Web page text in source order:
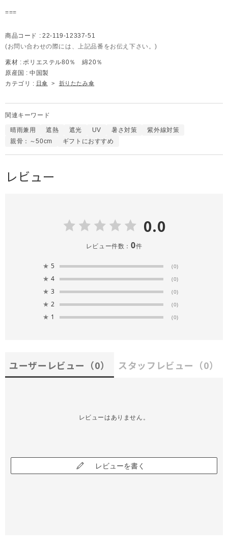
===
商品コード : 22-119-12337-51
(お問い合わせの際には、上記品番をお伝え下さい。)
素材 : ポリエステル80％ 綿20％
原産国 : 中国製
カテゴリ : 日傘 > 折りたたみ傘
関連キーワード
晴雨兼用 遮熱 遮光 UV 暑さ対策
紫外線対策
親骨：～50cm
ギフトにおすすめ
レビュー
0.0
レビュー件数： 0件
★ 5 (0)
★ 4 (0)
★ 3 (0)
★ 2 (0)
★ 1 (0)
ユーザーレビュー （0） スタッフレビュー （0）
レビューはありません。
レビューを書く